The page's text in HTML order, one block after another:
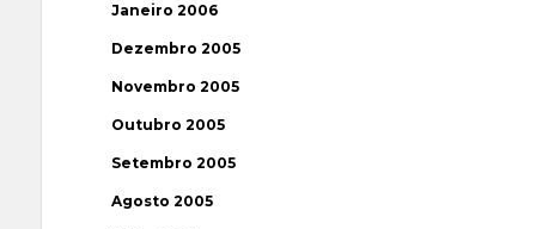
Janeiro 2006
Dezembro 2005
Novembro 2005
Outubro 2005
Setembro 2005
Agosto 2005